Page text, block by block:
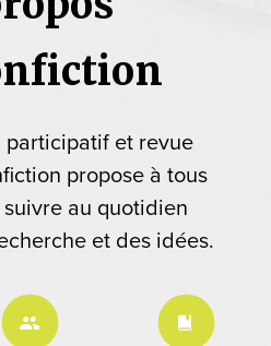
participatif et revue
propose à tous
au quotidien
et des idées.